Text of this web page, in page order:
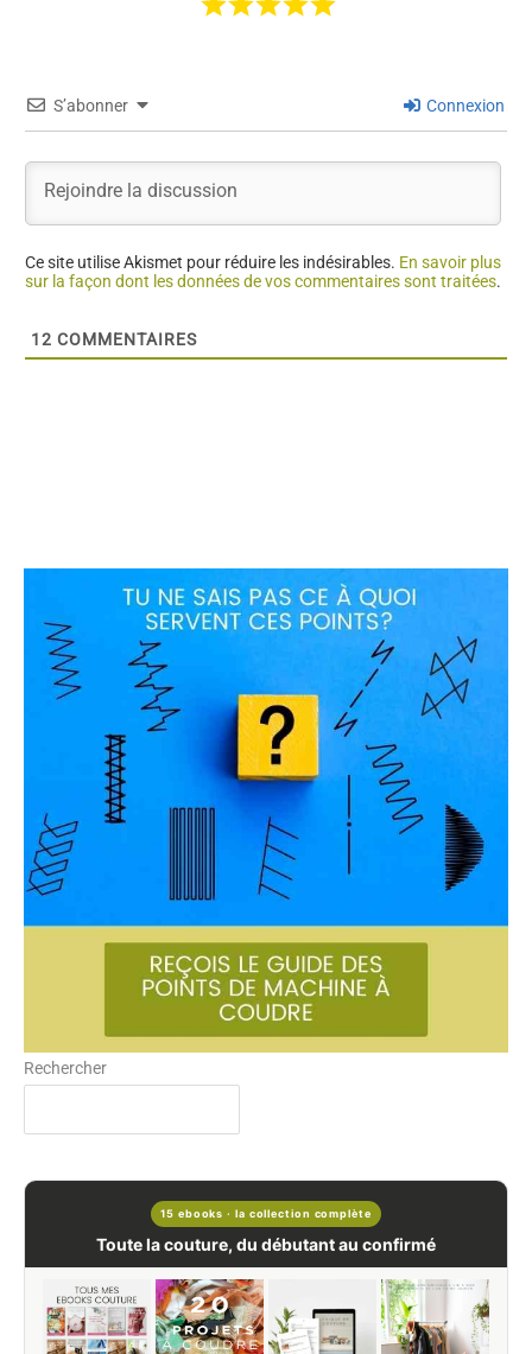
S’abonner Connexion
Ce site utilise Akismet pour réduire les indésirables. En savoir plus
sur la façon dont les données de vos commentaires sont traitées.
12 COMMENTAIRES
Rechercher
15 ebooks · la collection complète
Toute la couture, du débutant au confirmé